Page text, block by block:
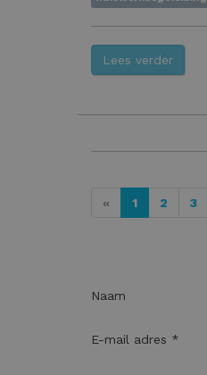
Lees verder
« 1(current)
2 3
Naam
E-mail adres *